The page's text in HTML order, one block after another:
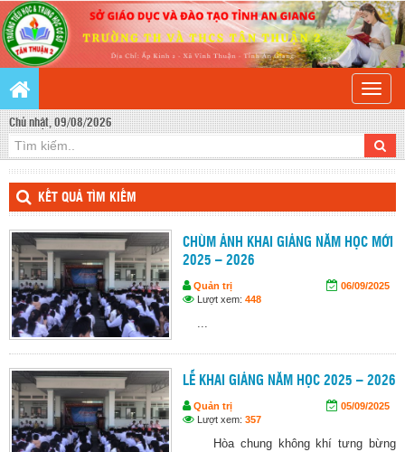
Toggle
Chủ nhật, 09/08/2026
KẾT QUẢ TÌM KIẾM
CHÙM ẢNH KHAI GIẢNG NĂM HỌC MỚI
2025 – 2026
Quản trị
06/09/2025
Lượt xem: 448
LỄ KHAI GIẢNG NĂM HỌC 2025 – 2026
Quản trị
05/09/2025
Lượt xem: 357
Hòa chung không khí tưng bừng